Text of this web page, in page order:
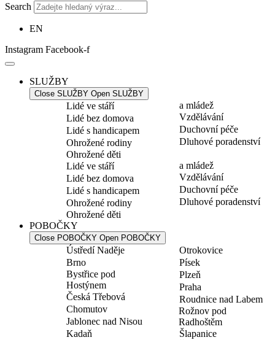
Search
EN
Instagram Facebook-f
SLUŽBY
Close SLUŽBY Open SLUŽBY
Lidé ve stáří
Lidé bez domova
Lidé s handicapem
Ohrožené rodiny
Ohrožené děti
a mládež
Vzdělávání
Duchovní péče
Dluhové poradenství
Lidé ve stáří
Lidé bez domova
Lidé s handicapem
Ohrožené rodiny
Ohrožené děti
a mládež
Vzdělávání
Duchovní péče
Dluhové poradenství
POBOČKY
Close POBOČKY Open POBOČKY
Ústředí Naděje
Brno
Bystřice pod
Hostýnem
Česká Třebová
Chomutov
Jablonec nad Nisou
Kadaň
Otrokovice
Písek
Plzeň
Praha
Roudnice nad Labem
Rožnov pod
Radhoštěm
Šlapanice